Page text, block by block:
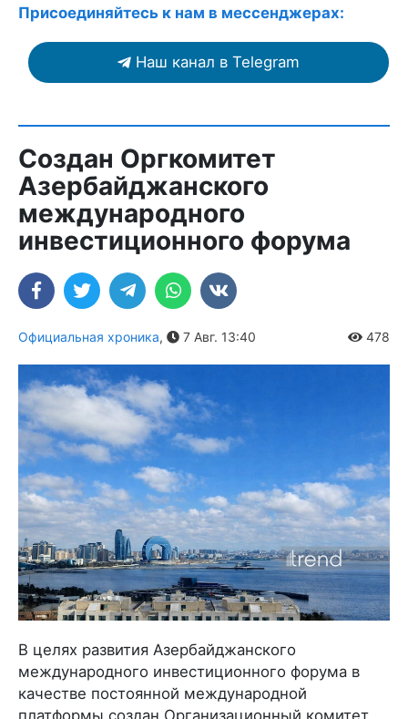
Присоединяйтесь к нам в мессенджерах:
Наш канал в Telegram
Создан Оргкомитет
Азербайджанского
международного
инвестиционного форума
Официальная хроника, 7 Авг. 13:40 478
В целях развития Азербайджанского
международного инвестиционного форума в
качестве постоянной международной
платформы создан Организационный комитет.